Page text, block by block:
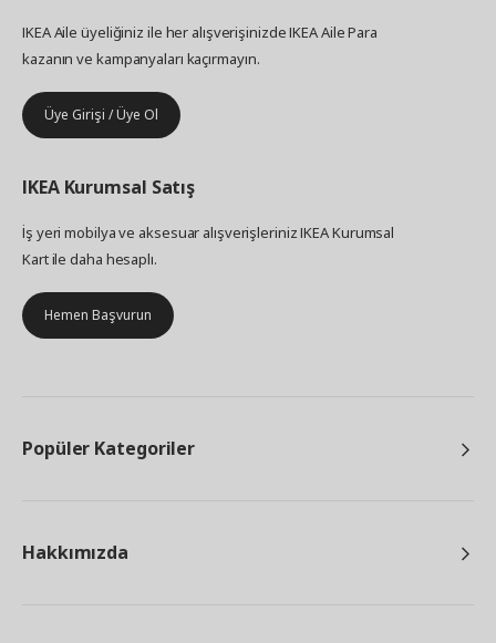
IKEA Aile üyeliğiniz ile her alışverişinizde IKEA Aile Para
kazanın ve kampanyaları kaçırmayın.
Üye Girişi / Üye Ol
IKEA Kurumsal Satış
İş yeri mobilya ve aksesuar alışverişleriniz IKEA Kurumsal
Kart ile daha hesaplı.
Hemen Başvurun
Popüler Kategoriler
Hakkımızda